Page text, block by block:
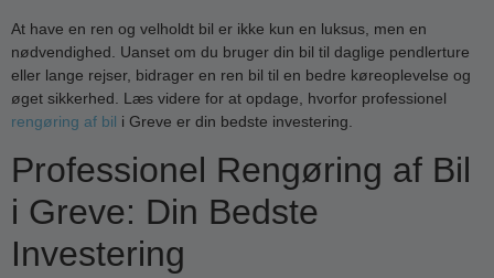
At have en ren og velholdt bil er ikke kun en luksus, men en
nødvendighed. Uanset om du bruger din bil til daglige pendlerture
eller lange rejser, bidrager en ren bil til en bedre køreoplevelse og
øget sikkerhed. Læs videre for at opdage, hvorfor professionel
rengøring af bil i Greve er din bedste investering.
Professionel Rengøring af Bil
i Greve: Din Bedste
Investering